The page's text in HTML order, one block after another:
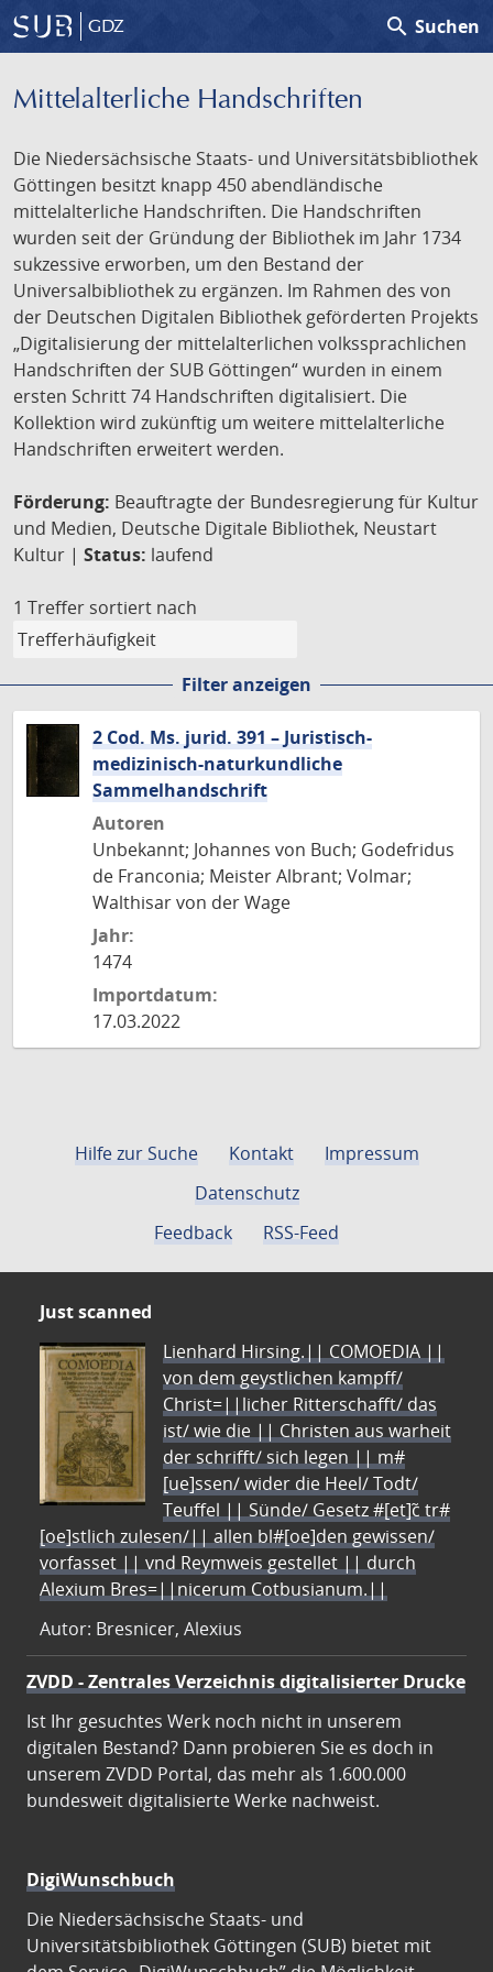
GDZ search Suchen
Mittelalterliche Handschriften
Die Niedersächsische Staats- und Universitätsbibliothek
Göttingen besitzt knapp 450 abendländische
mittelalterliche Handschriften. Die Handschriften
wurden seit der Gründung der Bibliothek im Jahr 1734
sukzessive erworben, um den Bestand der
Universalbibliothek zu ergänzen. Im Rahmen des von
der Deutschen Digitalen Bibliothek geförderten Projekts
„Digitalisierung der mittelalterlichen volkssprachlichen
Handschriften der SUB Göttingen“ wurden in einem
ersten Schritt 74 Handschriften digitalisiert. Die
Kollektion wird zukünftig um weitere mittelalterliche
Handschriften erweitert werden.
Förderung: Beauftragte der Bundesregierung für Kultur
und Medien, Deutsche Digitale Bibliothek, Neustart
Kultur | Status: laufend
1 Treffer sortiert nach
Filter anzeigen
2 Cod. Ms. jurid. 391 – Juristisch-
medizinisch-naturkundliche
Sammelhandschrift
Autoren
Unbekannt; Johannes von Buch; Godefridus
de Franconia; Meister Albrant; Volmar;
Walthisar von der Wage
Jahr:
1474
Importdatum:
17.03.2022
Hilfe zur Suche Kontakt
Impressum
Datenschutz
Feedback
RSS-Feed
Just scanned
Lienhard Hirsing.|| COMOEDIA ||
von dem geystlichen kampff/
Christ=||licher Ritterschafft/ das
ist/ wie die || Christen aus warheit
der schrifft/ sich legen || m#
[ue]ssen/ wider die Heel/ Todt/
Teuffel || Sünde/ Gesetz #[et]c̃ tr#
[oe]stlich zulesen/|| allen bl#[oe]den gewissen/
vorfasset || vnd Reymweis gestellet || durch
Alexium Bres=||nicerum Cotbusianum.||
Autor: Bresnicer, Alexius
ZVDD - Zentrales Verzeichnis digitalisierter Drucke
Ist Ihr gesuchtes Werk noch nicht in unserem
digitalen Bestand? Dann probieren Sie es doch in
unserem ZVDD Portal, das mehr als 1.600.000
bundesweit digitalisierte Werke nachweist.
DigiWunschbuch
Die Niedersächsische Staats- und
Universitätsbibliothek Göttingen (SUB) bietet mit